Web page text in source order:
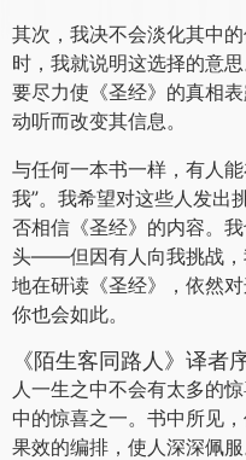
其次，我决不会淡化其中
时，我就说明这选择的意
要尽力使《圣经》的真相
动听而改变其信息。
与任何一本书一样，有人
我”。我希望对这些人发出
否相信《圣经》的内容。
头——但因有人向我挑战，
地在研读《圣经》，依然
你也会如此。
《陌生客同路人》译者
人一生之中不会有太多的
中的惊喜之一。书中所见
果效的编排，使人深深佩